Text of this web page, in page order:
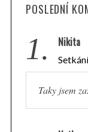
POSLEDNÍ
1. Nikita
Taky jsem